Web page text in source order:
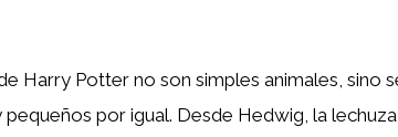
Harry Potter no son simples animales, sino
pequeños por igual. Desde Hedwig, la